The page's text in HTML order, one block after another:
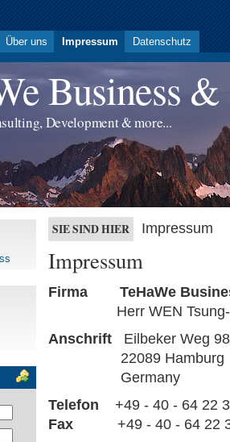
Über uns Impressum Datenschutz
Business
Development & more...
SIE SIND HIER Impressum
Impressum
Firma
TeHaWe
Herr WEN
Anschrift
Eilbeker Weg 98
22089 Hamburg
Germany
Telefon +49 - 40 - 64 22
Fax +49 - 40 - 64 22